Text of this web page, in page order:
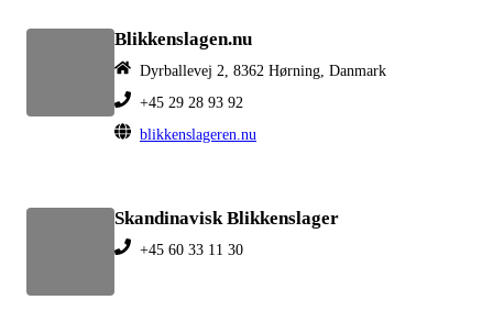
Blikkenslagen.nu
Dyrballevej 2, 8362 Hørning, Danmark
+45 29 28 93 92
blikkenslageren.nu
Skandinavisk Blikkenslager
+45 60 33 11 30